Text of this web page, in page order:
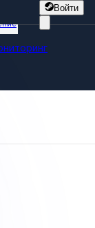
Войти